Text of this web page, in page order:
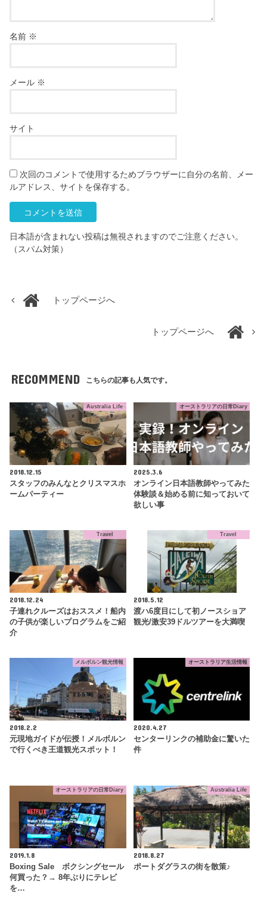
名前 ※
メール ※
サイト
次回のコメントで使用するためブラウザーに自分の名前、メー
ルアドレス、サイトを保存する。
日本語が含まれない投稿は無視されますのでご注意ください。
（スパム対策）
トップページへ
トップページへ
RECOMMEND こちらの記事も人気です。
Australia Life
2018.12.15
スタッフのみんなとクリスマスホ
ームパーティー
オーストラリアの日常Diary
2025.3.6
オンライン日本語教師やってみた
体験談＆始める前に知っておいて
欲しい事
Travel
2018.12.24
子連れクルーズはおススメ！船内
の子供が楽しいプログラムをご紹
介
Travel
2018.5.12
渡ハ6度目にして初ノースショア
観光/激安39ドルツアーを大満喫
メルボルン観光情報
2018.2.2
元現地ガイドが伝授！メルボルン
で行くべき王道観光スポット！
オーストラリア生活情報
2020.4.27
センターリンクの補助金に驚いた
件
オーストラリアの日常Diary
2019.1.8
Boxing Sale ボクシングセール
何買った？→ 8年ぶりにテレビ
を…
Australia Life
2018.8.27
ポートダグラスの街を散策♪